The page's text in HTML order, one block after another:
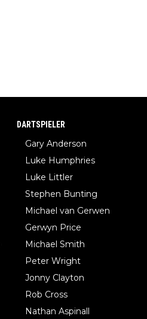
DARTSPIELER
Gary Anderson
Luke Humphries
Luke Littler
Stephen Bunting
Michael van Gerwen
Gerwyn Price
Michael Smith
Peter Wright
Jonny Clayton
Rob Cross
Nathan Aspinall